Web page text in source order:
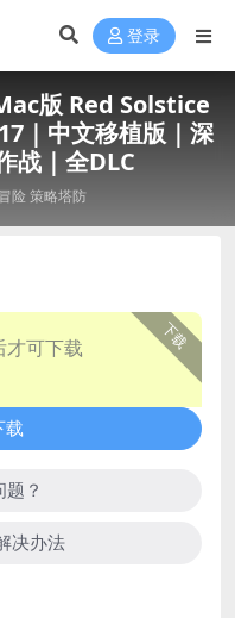
登录
版 Red Solstice
｜中文移植版｜深
战｜全DLC
险策略塔防
下载
才可下载
载
题？
决办法